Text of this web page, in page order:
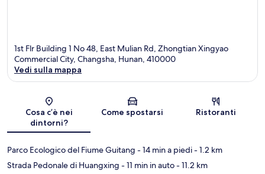
1st Flr Building 1 No 48, East Mulian Rd, Zhongtian Xingyao
Commercial City, Changsha, Hunan, 410000
Vedi sulla mappa
Cosa c’è nei
dintorni?
Come spostarsi Ristoranti
Parco Ecologico del Fiume Guitang - 14 min a piedi- 1.2 km
Strada Pedonale di Huangxing - 11 min in auto- 11.2 km